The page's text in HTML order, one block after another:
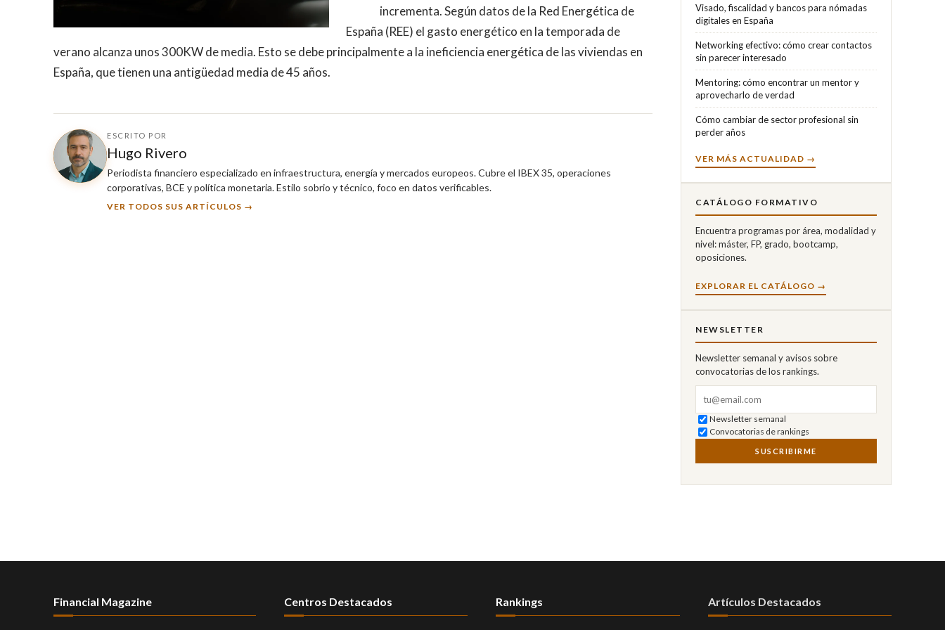
incrementa. Según datos de la Red Energética de
España (REE) el gasto energético en la temporada de
verano alcanza unos 300KW de media. Esto se debe principalmente a la ineficiencia energética de las viviendas en
España, que tienen una antigüedad media de 45 años.
ESCRITO POR
Hugo Rivero
Periodista financiero especializado en infraestructura, energía y mercados europeos. Cubre el IBEX 35, operaciones
corporativas, BCE y política monetaria. Estilo sobrio y técnico, foco en datos verificables.
VER TODOS SUS ARTÍCULOS →
Visado, fiscalidad y bancos para nómadas
digitales en España
Networking efectivo: cómo crear contactos
sin parecer interesado
Mentoring: cómo encontrar un mentor y
aprovecharlo de verdad
Cómo cambiar de sector profesional sin
perder años
VER MÁS ACTUALIDAD →
CATÁLOGO FORMATIVO
Encuentra programas por área, modalidad y
nivel: máster, FP, grado, bootcamp,
oposiciones.
EXPLORAR EL CATÁLOGO →
NEWSLETTER
Newsletter semanal y avisos sobre
convocatorias de los rankings.
Newsletter semanal
Convocatorias de rankings
SUSCRIBIRME
Financial Magazine Centros Destacados Rankings Artículos Destacados